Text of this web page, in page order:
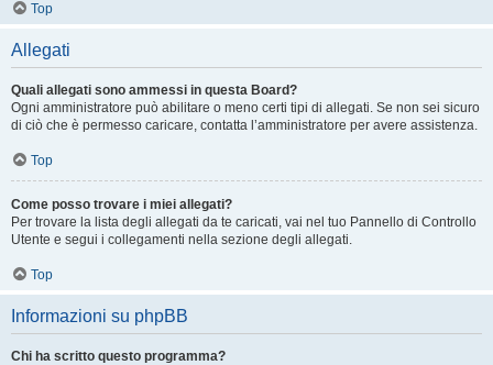
Top
Allegati
Quali allegati sono ammessi in questa Board?
Ogni amministratore può abilitare o meno certi tipi di allegati. Se non sei sicuro
di ciò che è permesso caricare, contatta l’amministratore per avere assistenza.
Top
Come posso trovare i miei allegati?
Per trovare la lista degli allegati da te caricati, vai nel tuo Pannello di Controllo
Utente e segui i collegamenti nella sezione degli allegati.
Top
Informazioni su phpBB
Chi ha scritto questo programma?